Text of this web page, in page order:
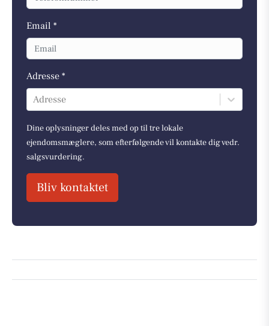
Email *
Adresse *
Adresse
Dine oplysninger deles med op til tre lokale
ejendomsmæglere, som efterfølgende vil kontakte dig vedr.
salgsvurdering.
Bliv kontaktet